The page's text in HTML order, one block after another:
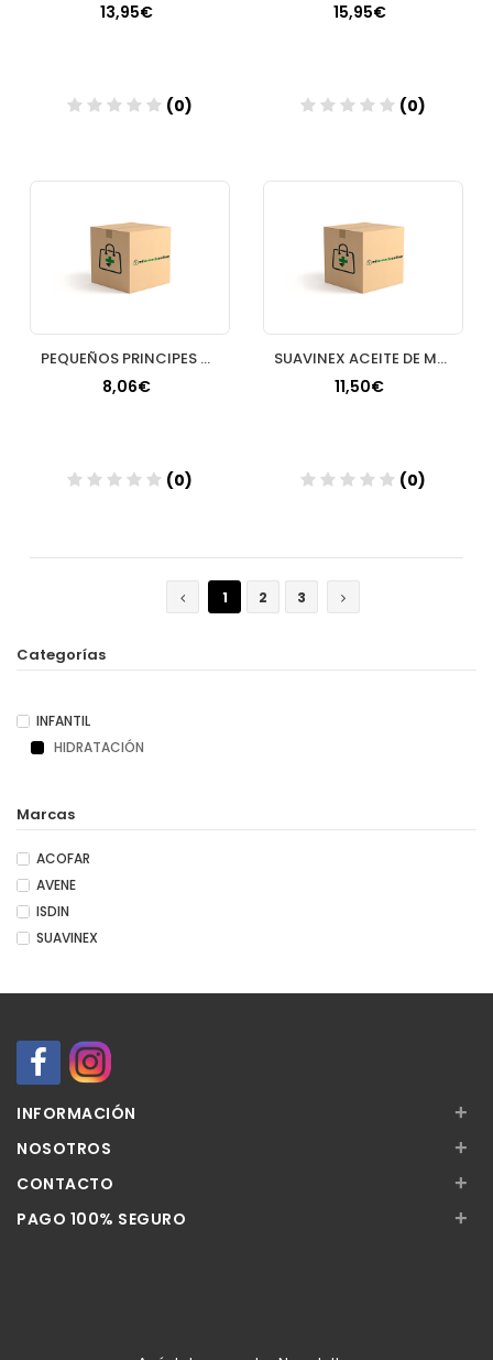
13,95€
(0)
15,95€
(0)
PEQUEÑOS PRINCIPES CREMA DE PAÑAL 100 ML
8,06€
(0)
SUAVINEX ACEITE DE MASAJE 1 BOTELLA 100 ML
11,50€
(0)
1
2 3
Categorías
INFANTIL
HIDRATACIÓN
Marcas
ACOFAR
AVENE
ISDIN
SUAVINEX
INFORMACIÓN +
NOSOTROS +
CONTACTO +
PAGO 100% SEGURO +